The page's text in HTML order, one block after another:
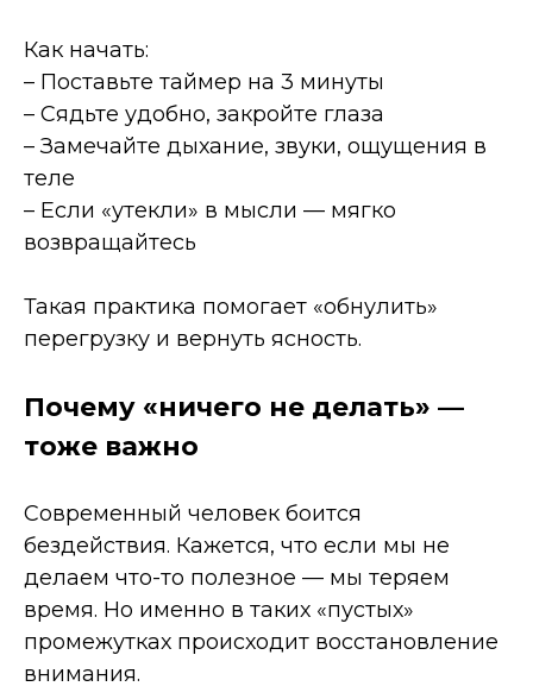
Как начать:
– Поставьте таймер на 3 минуты
– Сядьте удобно, закройте глаза
– Замечайте дыхание, звуки, ощущения в
теле
– Если «утекли» в мысли — мягко
возвращайтесь
Такая практика помогает «обнулить»
перегрузку и вернуть ясность.
Почему «ничего не делать» —
тоже важно
Современный человек боится
бездействия. Кажется, что если мы не
делаем что-то полезное — мы теряем
время. Но именно в таких «пустых»
промежутках происходит восстановление
внимания.